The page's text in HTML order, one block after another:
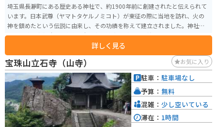
埼玉県長瀞町にある歴史ある神社で、約1900年前に創建されたと伝えられて
います。日本武尊（ヤマトタケルノミコト）が東征の際に当地を訪れ、火の
神を鎮めたという伝説に由来し、その功績を称えて建立されました。神社
は、火防や盗難除け、家内安全、商売繁盛などのご利益で知られており、多
に囲まれ、四季折々の美しい景色を楽しむことができます。特に春には梅や
桜が咲き誇り、観光客にも人気です。神社の背後にある寶登山山頂へはロー
プウェイで登ることができ、頂上からの眺望も見どころの一つです。
詳しく見る
宝珠山立石寺（山寺） お気に入り
駐車： 駐車場なし
予算： 無料
混雑： 少し空いている
滞在： 1時間